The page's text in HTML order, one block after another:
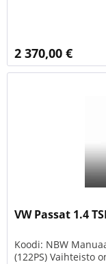
2 370,00 €
VW Passat 1.4
Koodi: NBW
(122PS) Vaihteisto